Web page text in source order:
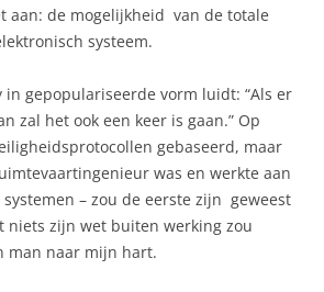
aan: de mogelijkheid van de totale
systeem.
in gepopulariseerde vorm luidt: “Als er
zal het ook een keer is gaan.” Op
gebaseerd, maar
was en werkte aan
– zou de eerste zijn geweest
niets zijn wet buiten werking zou
man naar mijn hart.